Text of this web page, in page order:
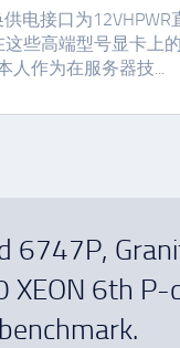
电接口为12VHPWR
这些高端型号显卡上
人作为在服务器技...
6747P,
XEON 6th